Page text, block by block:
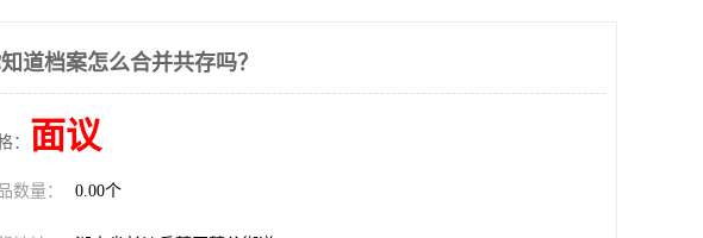
道档案怎么合并共存吗？
： 面议
数量： 0.00个